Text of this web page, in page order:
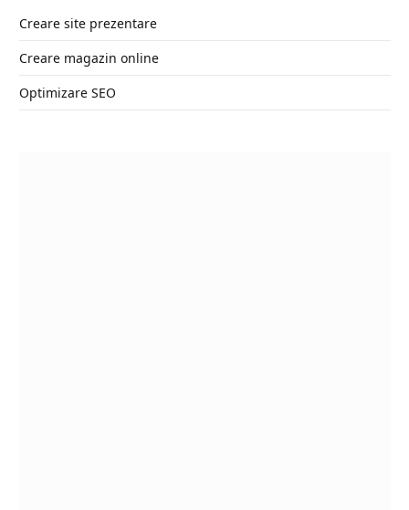
Creare site prezentare
Creare magazin online
Optimizare SEO